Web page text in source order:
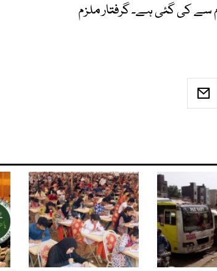
سے کی گئی ہے۔ گرفتار ملزم